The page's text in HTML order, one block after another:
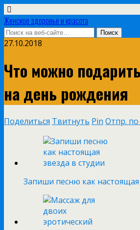
Женское здоровье и красота
27.10.2018
Что можно
на день рождения
Поделиться Твитнуть Pin Отпр. по
Запиши песню как настоящая